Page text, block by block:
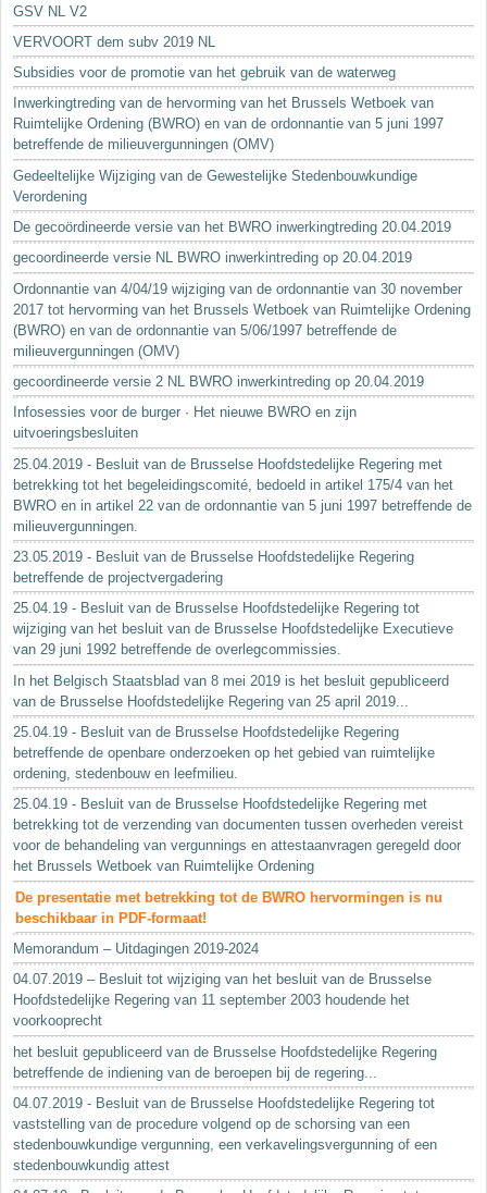
GSV NL V2
VERVOORT dem subv 2019 NL
Subsidies voor de promotie van het gebruik van de waterweg
Inwerkingtreding van de hervorming van het Brussels Wetboek van
Ruimtelijke Ordening (BWRO) en van de ordonnantie van 5 juni 1997
betreffende de milieuvergunningen (OMV)
Gedeeltelijke Wijziging van de Gewestelijke Stedenbouwkundige
Verordening
De gecoördineerde versie van het BWRO inwerkingtreding 20.04.2019
gecoordineerde versie NL BWRO inwerkintreding op 20.04.2019
Ordonnantie van 4/04/19 wijziging van de ordonnantie van 30 november
2017 tot hervorming van het Brussels Wetboek van Ruimtelijke Ordening
(BWRO) en van de ordonnantie van 5/06/1997 betreffende de
milieuvergunningen (OMV)
gecoordineerde versie 2 NL BWRO inwerkintreding op 20.04.2019
Infosessies voor de burger · Het nieuwe BWRO en zijn
uitvoeringsbesluiten
25.04.2019 - Besluit van de Brusselse Hoofdstedelijke Regering met
betrekking tot het begeleidingscomité, bedoeld in artikel 175/4 van het
BWRO en in artikel 22 van de ordonnantie van 5 juni 1997 betreffende de
milieuvergunningen.
23.05.2019 - Besluit van de Brusselse Hoofdstedelijke Regering
betreffende de projectvergadering
25.04.19 - Besluit van de Brusselse Hoofdstedelijke Regering tot
wijziging van het besluit van de Brusselse Hoofdstedelijke Executieve
van 29 juni 1992 betreffende de overlegcommissies.
In het Belgisch Staatsblad van 8 mei 2019 is het besluit gepubliceerd
van de Brusselse Hoofdstedelijke Regering van 25 april 2019...
25.04.19 - Besluit van de Brusselse Hoofdstedelijke Regering
betreffende de openbare onderzoeken op het gebied van ruimtelijke
ordening, stedenbouw en leefmilieu.
25.04.19 - Besluit van de Brusselse Hoofdstedelijke Regering met
betrekking tot de verzending van documenten tussen overheden vereist
voor de behandeling van vergunnings en attestaanvragen geregeld door
het Brussels Wetboek van Ruimtelijke Ordening
De presentatie met betrekking tot de BWRO hervormingen is nu
beschikbaar in PDF-formaat!
Memorandum – Uitdagingen 2019-2024
04.07.2019 – Besluit tot wijziging van het besluit van de Brusselse
Hoofdstedelijke Regering van 11 september 2003 houdende het
voorkooprecht
het besluit gepubliceerd van de Brusselse Hoofdstedelijke Regering
betreffende de indiening van de beroepen bij de regering...
04.07.2019 - Besluit van de Brusselse Hoofdstedelijke Regering tot
vaststelling van de procedure volgend op de schorsing van een
stedenbouwkundige vergunning, een verkavelingsvergunning of een
stedenbouwkundig attest